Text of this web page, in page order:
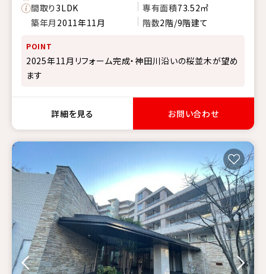
間取り3LDK 専有面積73.52㎡
築年月 2011年11月 階数2階/9階建て
POINT
2025年11月リフォーム完成・神田川沿いの桜並木が望め
ます
詳細を見る お問い合わせ